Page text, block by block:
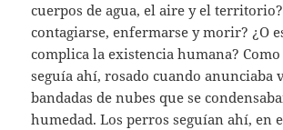
cuerpos de agua, el aire y el
contagiarse, enfermarse y morir? ¿O
complica la existencia humana? Como
seguía ahí, rosado cuando anunciaba
bandadas de nubes que se
humedad. Los perros seguían ahí, en